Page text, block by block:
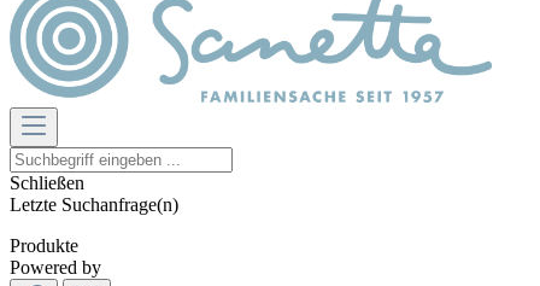
Schließen
Letzte Suchanfrage(n)
Produkte
Powered by